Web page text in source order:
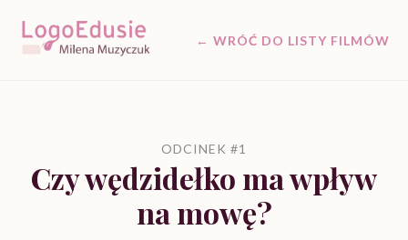
← WRÓĆ DO LISTY FILMÓW
ODCINEK #1
Czy wędzidełko ma wpływ
na mowę?